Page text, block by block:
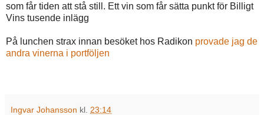
som får tiden att stå still. Ett vin som får sätta punkt för Billigt
Vins tusende inlägg
På lunchen strax innan besöket hos Radikon provade jag de
andra vinerna i portföljen
Ingvar Johansson kl. 23:14